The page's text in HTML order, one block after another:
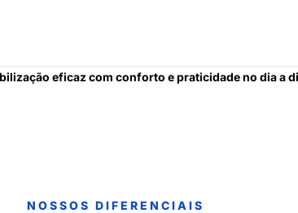
eficaz com conforto e praticidade no dia a
NOSSOS DIFERENCIAIS